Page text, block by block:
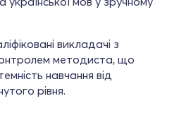
викладачі з
методиста, що
навчання від
рівня.